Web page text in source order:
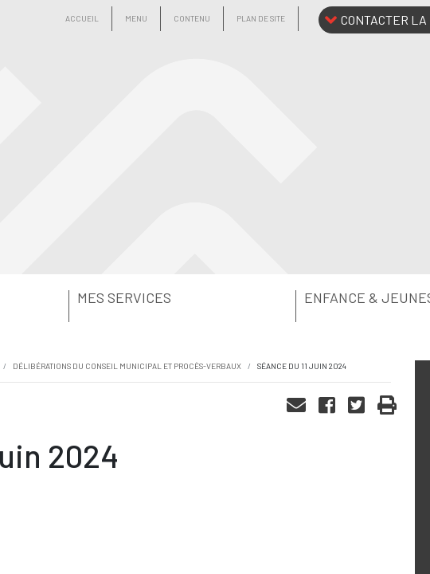
ACCUEIL MENU CONTENU PLAN DE SITE CONTACTER LA
MES SERVICES ENFANCE &
DÉLIBÉRATIONS DU CONSEIL MUNICIPAL ET PROCÈS-VERBAUX SÉANCE DU 11 JUIN 2024
2024